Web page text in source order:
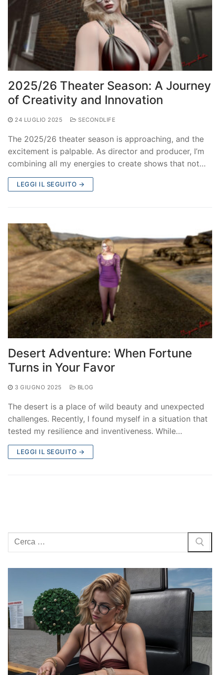
2025/26 Theater Season: A Journey
of Creativity and Innovation
24 LUGLIO 2025 SECONDLIFE
The 2025/26 theater season is approaching, and the
excitement is palpable. As director and producer, I’m
combining all my energies to create shows that not…
LEGGI IL SEGUITO →
Desert Adventure: When Fortune
Turns in Your Favor
3 GIUGNO 2025 BLOG
The desert is a place of wild beauty and unexpected
challenges. Recently, I found myself in a situation that
tested my resilience and inventiveness. While…
LEGGI IL SEGUITO →
Cerca: